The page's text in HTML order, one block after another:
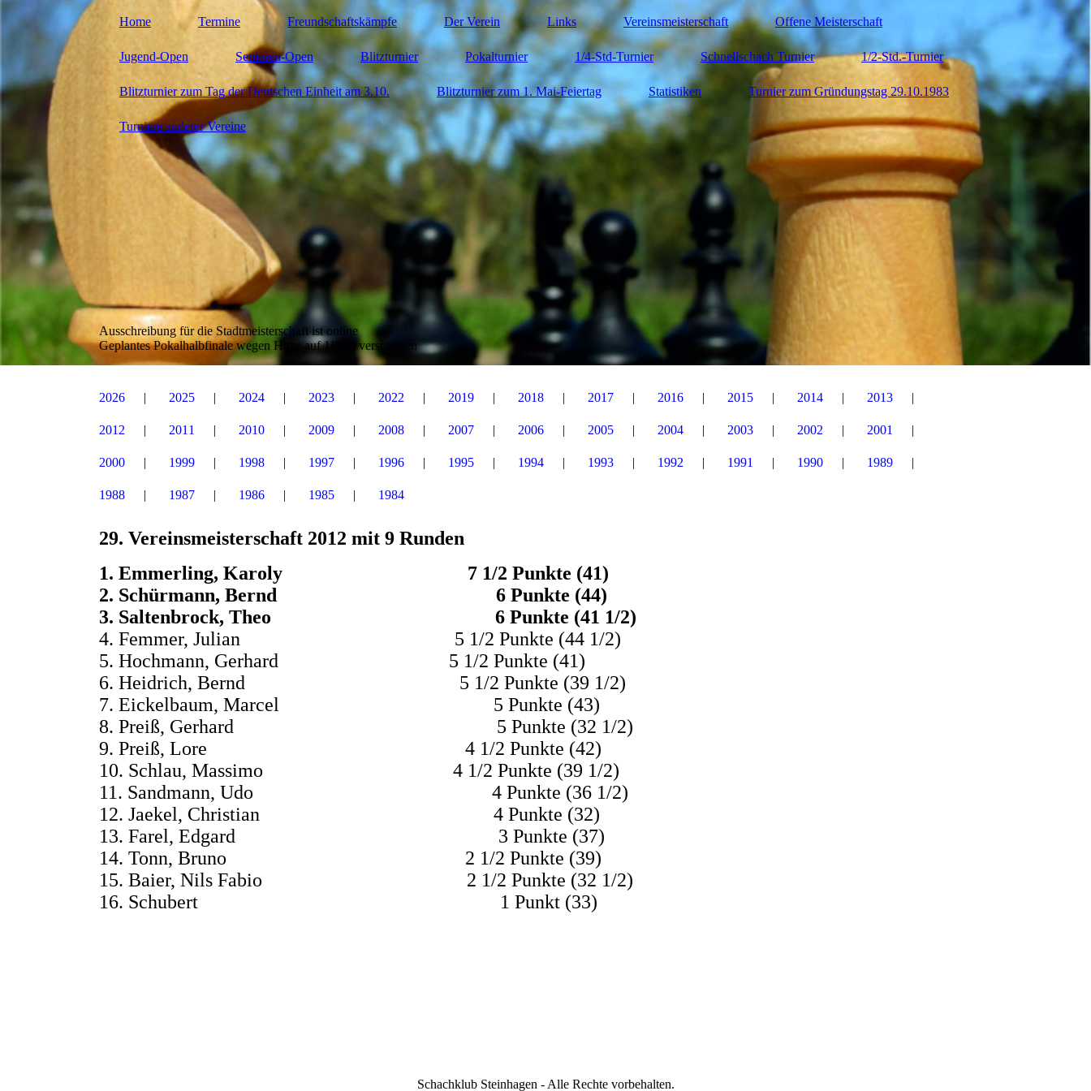
Home Termine Freundschaftskämpfe Der Verein Links Vereinsmeisterschaft Offene Meisterschaft
Jugend-Open Senioren-Open Blitzturnier Pokalturnier 1/4-Std-Turnier Schnellschach Turnier 1/2-Std.-Turnier
Blitzturnier zum Tag der Deutschen Einheit am 3.10. Blitzturnier zum 1. Mai-Feiertag Statistiken Turnier zum Gründungstag 29.10.1983
Turniere anderer Vereine
Ausschreibung für die Stadtmeisterschaft ist online
Geplantes Pokalhalbfinale wegen Hitze auf 11.07. verschoben
2026 2025 2024 2023 2022 2019 2018 2017 2016 2015 2014 2013
2012 2011 2010 2009 2008 2007 2006 2005 2004 2003 2002 2001
2000 1999 1998 1997 1996 1995 1994 1993 1992 1991 1990 1989
1988 1987 1986 1985 1984
29. Vereinsmeisterschaft 2012 mit 9 Runden
1. Emmerling, Karoly 7 1/2 Punkte (41)
2. Schürmann, Bernd 6 Punkte (44)
3. Saltenbrock, Theo 6 Punkte (41 1/2)
4. Femmer, Julian 5 1/2 Punkte (44 1/2)
5. Hochmann, Gerhard 5 1/2 Punkte (41)
6. Heidrich, Bernd 5 1/2 Punkte (39 1/2)
7. Eickelbaum, Marcel 5 Punkte (43)
8. Preiß, Gerhard 5 Punkte (32 1/2)
9. Preiß, Lore 4 1/2 Punkte (42)
10. Schlau, Massimo 4 1/2 Punkte (39 1/2)
11. Sandmann, Udo 4 Punkte (36 1/2)
12. Jaekel, Christian 4 Punkte (32)
13. Farel, Edgard 3 Punkte (37)
14. Tonn, Bruno 2 1/2 Punkte (39)
15. Baier, Nils Fabio 2 1/2 Punkte (32 1/2)
16. Schubert 1 Punkt (33)
Schachklub Steinhagen - Alle Rechte vorbehalten.